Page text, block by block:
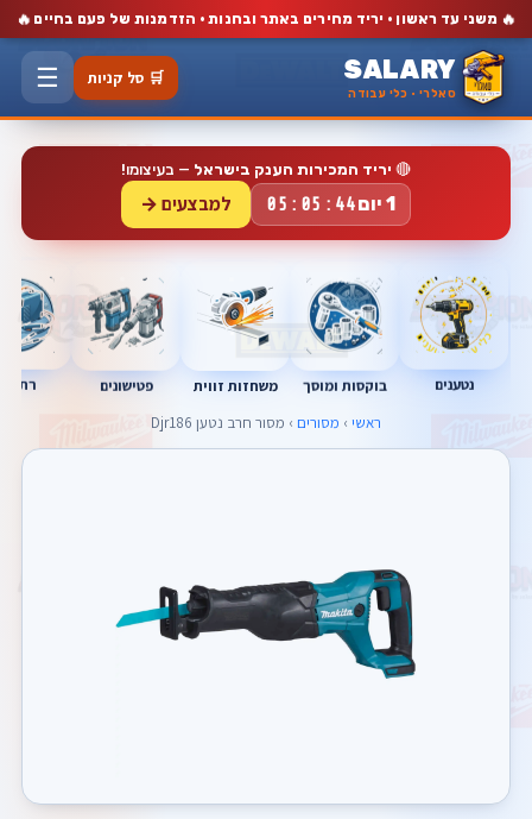
🔥 משני עד ראשון · יריד מחירים באתר ובחנות · הזדמנות של פעם בחיים 🔥
SALARY
סאלרי · כלי עבודה
🛒 סל קניות ☰
🔴 יריד המכירות הענק בישראל — בעיצומו!
1 יום 05:05:43 למבצעים →
נטענים בוקסות ומוסך משחזות זווית פטישונים
ראשי › מסורים › מסור חרב נטען Djr186